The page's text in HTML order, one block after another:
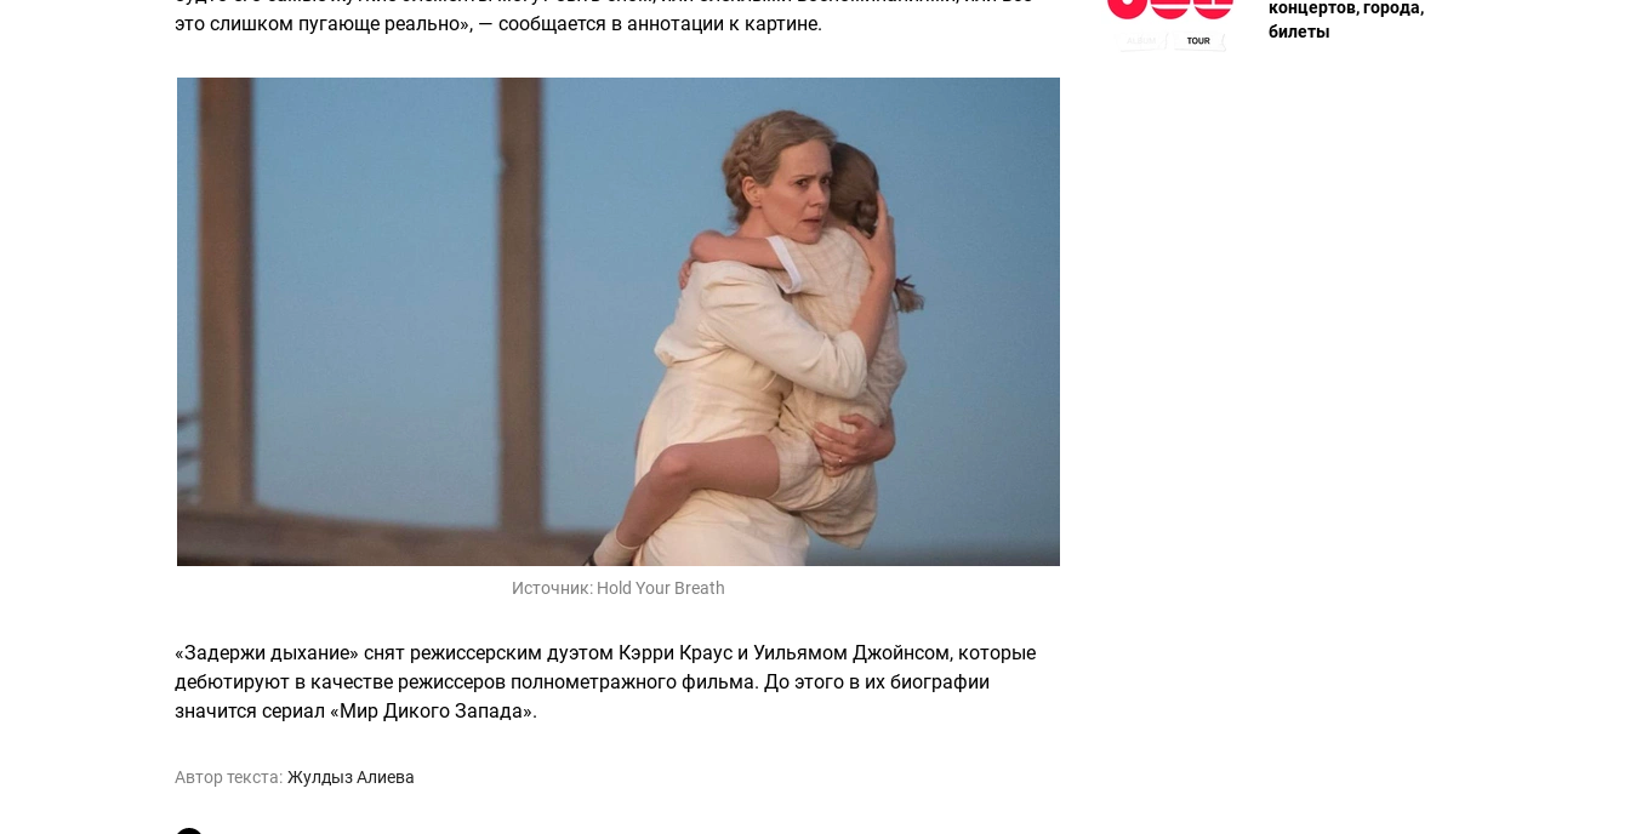
это слишком пугающе реально», — сообщается в аннотации к картине.
Источник: Hold Your Breath
«Задержи дыхание» снят режиссерским дуэтом Кэрри Краус и Уильямом Джойнсом, которые
дебютируют в качестве режиссеров полнометражного фильма. До этого в их биографии
значится сериал «Мир Дикого Запада».
Автор текста: Жулдыз Алиева
концертов, города,
билеты